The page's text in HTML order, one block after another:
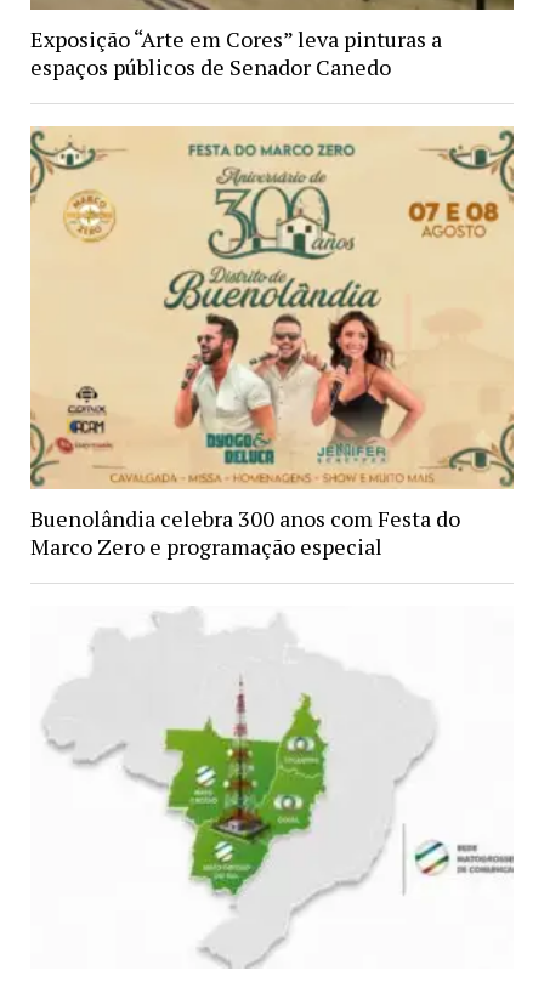
Exposição “Arte em Cores” leva pinturas a
espaços públicos de Senador Canedo
Buenolândia celebra 300 anos com Festa do
Marco Zero e programação especial